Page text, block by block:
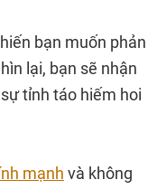
bạn muốn phản
lại, bạn sẽ nhận
tỉnh táo hiếm hoi
mạnh và không